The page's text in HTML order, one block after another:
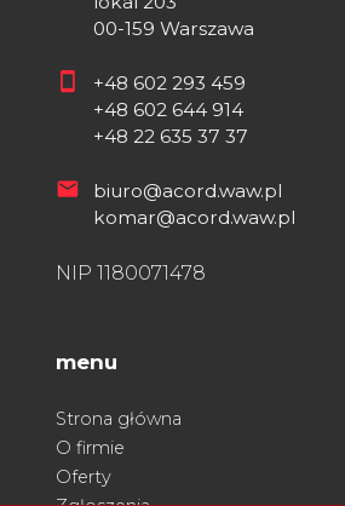
00-159 Warszawa
+48 602 293 459
+48 602 644 914
+48 22 635 37 37
biuro@acord.waw.pl
komar@acord.waw.pl
NIP 1180071478
menu
Strona główna
O firmie
Oferty